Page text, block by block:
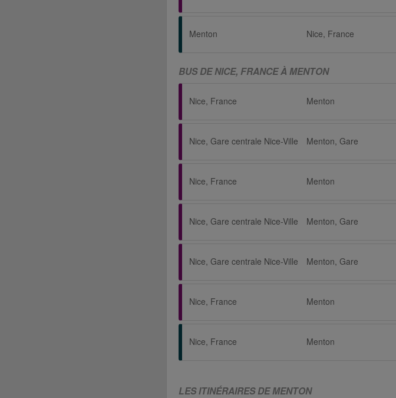
Menton Nice, France
BUS DE NICE, FRANCE À MENTON
Nice, France Menton
Nice, Gare centrale Nice-Ville Menton, Gare
Nice, France Menton
Nice, Gare centrale Nice-Ville Menton, Gare
Nice, Gare centrale Nice-Ville Menton, Gare
Nice, France Menton
Nice, France Menton
LES ITINÉRAIRES DE MENTON